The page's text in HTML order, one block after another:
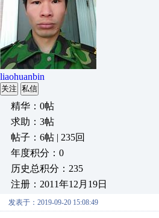
liaohuanbin
关注 私信
精华：0帖
求助：3帖
帖子：6帖 | 235回
年度积分：0
历史总积分：235
注册：2011年12月19日
发表于：2019-09-20 15:08:49